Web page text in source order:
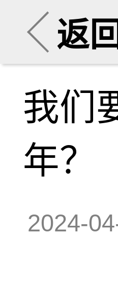
返回
我们
年？
2024-